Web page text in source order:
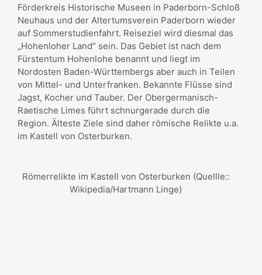
Förderkreis Historische Museen in Paderborn-Schloß
Neuhaus und der Altertumsverein Paderborn wieder
auf Sommerstudienfahrt. Reiseziel wird diesmal das
„Hohenloher Land“ sein. Das Gebiet ist nach dem
Fürstentum Hohenlohe benannt und liegt im
Nordosten Baden-Württembergs aber auch in Teilen
von Mittel- und Unterfranken. Bekannte Flüsse sind
Jagst, Kocher und Tauber. Der Obergermanisch-
Raetische Limes führt schnurgerade durch die
Region. Älteste Ziele sind daher römische Relikte u.a.
im Kastell von Osterburken.
Römerrelikte im Kastell von Osterburken (Quellle::
Wikipedia/Hartmann Linge)